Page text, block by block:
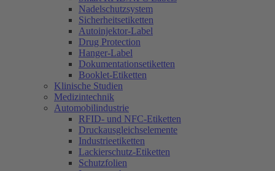
Nadelschutzsystem
Sicherheitsetiketten
Autoinjektor-Label
Drug Protection
Hanger-Label
Dokumentationsetiketten
Booklet-Etiketten
Klinische Studien
Medizintechnik
Automobilindustrie
RFID- und NFC-Etiketten
Druckausgleichselemente
Industrieetiketten
Lackierschutz-Etiketten
Schutzfolien